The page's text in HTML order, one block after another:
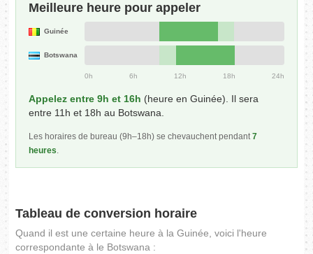
Meilleure heure pour appeler
Guinée
Botswana
0h 6h 12h 18h 24h
Appelez entre 9h et 16h (heure en Guinée). Il sera
entre 11h et 18h au Botswana.
Les horaires de bureau (9h–18h) se chevauchent pendant7
heures.
Tableau de conversion horaire
Quand il est une certaine heure à la Guinée, voici l'heure
correspondante à le Botswana :